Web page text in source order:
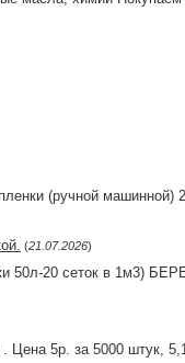
(ручной
(21.07.2026)
50л-20 сеток в
5р. за 5000 штук,